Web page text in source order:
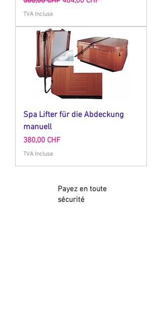
TVA Incluse
Spa Lifter für die Abdeckung
manuell
Prix
380,00 CHF
TVA Incluse
Payez en toute
sécurité